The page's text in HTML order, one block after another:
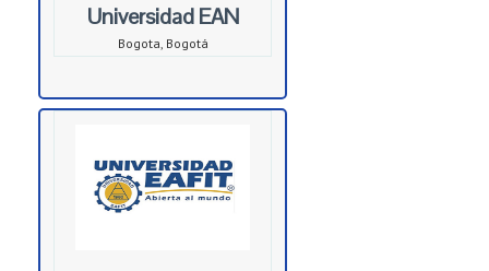
Universidad EAN
Bogota, Bogotá